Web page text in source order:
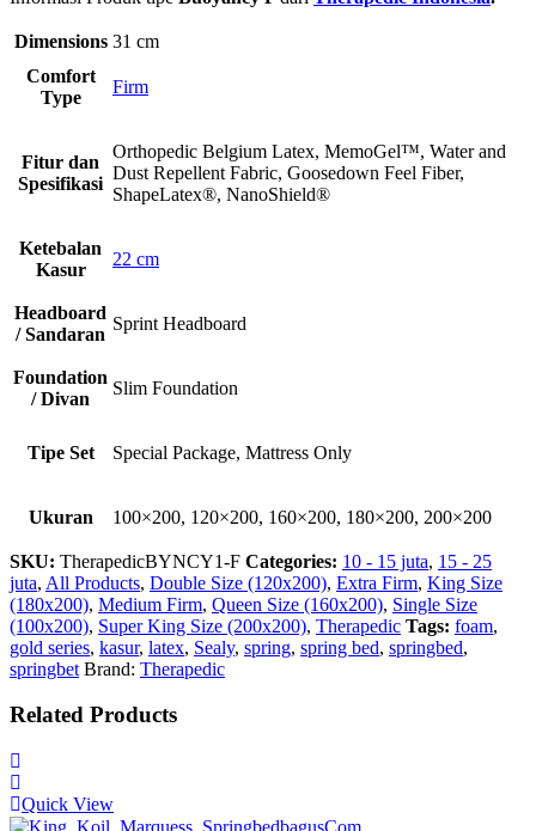
Dimensions 31 cm
Comfort
Type
Firm
Fitur dan
Spesifikasi
Orthopedic Belgium Latex, MemoGel™, Water and
Dust Repellent Fabric, Goosedown Feel Fiber,
ShapeLatex®, NanoShield®
Ketebalan
Kasur
22 cm
Headboard
/ Sandaran
Sprint Headboard
Foundation
/ Divan
Slim Foundation
Tipe Set Special Package, Mattress Only
Ukuran 100×200, 120×200, 160×200, 180×200, 200×200
SKU: TherapedicBYNCY1-F Categories: 10 - 15 juta, 15 - 25
juta, All Products, Double Size (120x200), Extra Firm, King Size
(180x200), Medium Firm, Queen Size (160x200), Single Size
(100x200), Super King Size (200x200), Therapedic Tags: foam,
gold series, kasur, latex, Sealy, spring, spring bed, springbed,
springbet Brand: Therapedic
Related Products
Quick View